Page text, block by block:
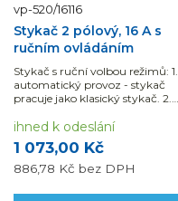
vp-520/16116
Stykač 2 pólový, 16 A s
ručním ovládáním
Stykač s ruční volbou režimů: 1.
automatický provoz - stykač
pracuje jako klasický stykač. 2.
sepne...
1 073,00 Kč
886,78 Kč bez DPH
ihned k odeslání